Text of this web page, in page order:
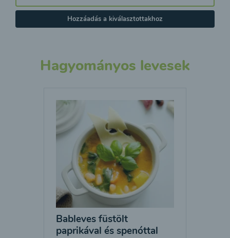
Hozzáadás a kiválasztottakhoz
Hagyományos levesek
Bableves füstölt
paprikával és spenóttal